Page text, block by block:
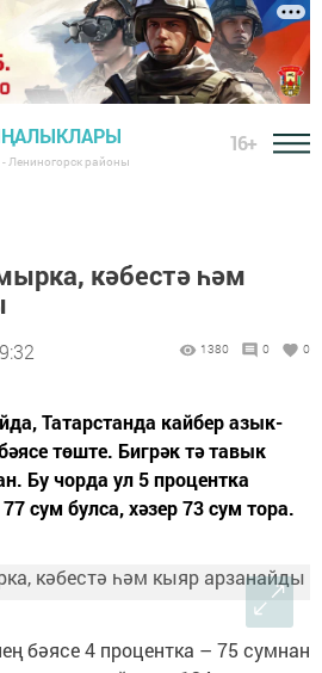
Лениногорск районы
16+
кәбестә һәм
1380 0 0
Татарстанда кайбер азык-
төште. Бигрәк тә тавык
Бу чорда ул 5 процентка
сум булса, хәзер 73 сум тора.
бәясе 4 процентка – 75 сумнан